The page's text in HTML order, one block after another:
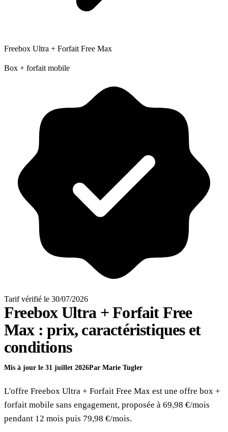
Freebox Ultra + Forfait Free Max
Box + forfait mobile
Tarif vérifié le 30/07/2026
Freebox Ultra + Forfait Free
Max : prix, caractéristiques et
conditions
Mis à jour le 31 juillet 2026Par Marie Tugler
L'offre Freebox Ultra + Forfait Free Max est une offre box +
forfait mobile sans engagement, proposée à 69,98 €/mois
pendant 12 mois puis 79,98 €/mois.